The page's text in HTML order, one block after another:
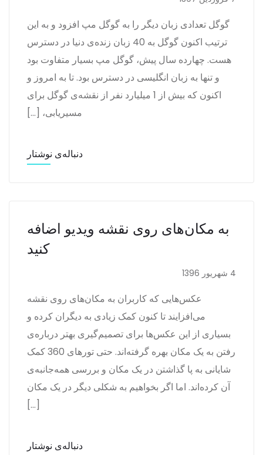
گوگل تعدادی زبان دیگر را به گوگل مپ افزود و به این
ترتیب اکنون گوگل به 40 زبان زنده‌ی دنیا در دسترس
هست. چهارده سال پیش، گوگل مپ بسیار متفاوت بود
و تنها به زبان انگلیسی در دسترس بود. تا به امروز و
اکنون که بیش از 1 میلیارد نفر از نقشه‌ی گوگل برای
مسیریابی، […]
دنباله‌ی نوشتار
به مکان‌های روی نقشه ویدیو اضافه
کنید
4 شهریور 1396
عکس‌هایی که کاربران به مکان‌های روی نقشه
می‌افزایند تا کنون کمک زیادی به دیگران کرده و
بسیاری از این عکس‌ها برای تصمیم‌گیری بهتر درباره‌ی
رفتن به یک مکان بهره گرفته‌اند. حتی تورهای 360 کمک
شایانی به پا گذاشتن در یک مکان و بررسی همه‌جانبه‌ی
آن کرده‌اند. اما اگر بخواهیم به شکلی دیگر در یک مکان
[…]
دنباله‌ی نوشتار